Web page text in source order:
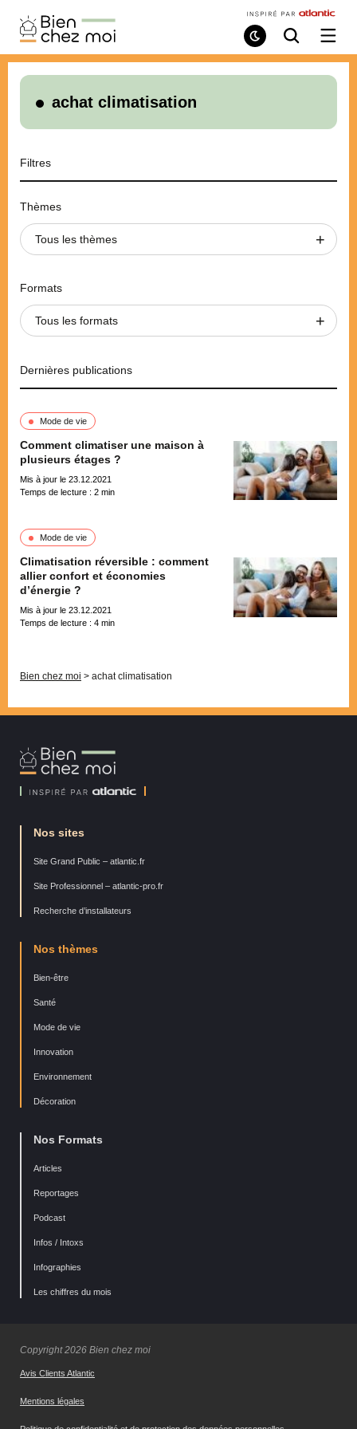
Bien
Chez
Moi
Mode
de
Recherche
/
le
achat climatisation
Filtres
Thèmes
Tous les thèmes
Formats
Tous les formats
Dernières publications
Mode de vie
Comment climatiser une maison à
plusieurs étages ?
Mis à jour le 23.12.2021
Temps de lecture : 2 min
Mode de vie
Climatisation réversible : comment
allier confort et économies
d’énergie ?
Mis à jour le 23.12.2021
Temps de lecture : 4 min
Bien chez moi > achat climatisation
Bien
Chez
Nos sites
Site Grand Public – atlantic.fr
Site Professionnel – atlantic-pro.fr
Recherche d’installateurs
Nos thèmes
Bien-être
Santé
Mode de vie
Innovation
Environnement
Décoration
Nos Formats
Articles
Reportages
Podcast
Infos / Intoxs
Infographies
Les chiffres du mois
Copyright 2026 Bien chez moi
Avis Clients Atlantic
Mentions légales